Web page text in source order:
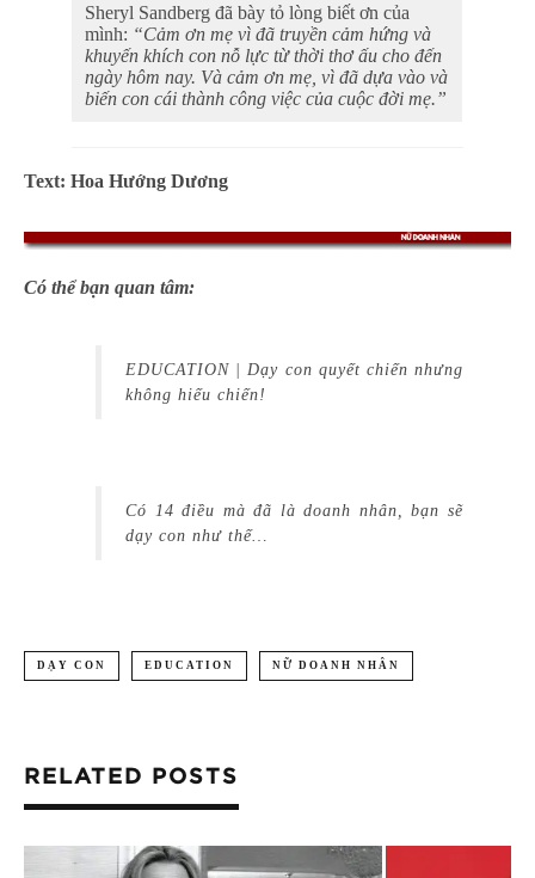
Sheryl Sandberg đã bày tỏ lòng biết ơn của
mình: “Cảm ơn mẹ vì đã truyền cảm hứng và
khuyến khích con nỗ lực từ thời thơ ấu cho đến
ngày hôm nay. Và cảm ơn mẹ, vì đã dựa vào và
biến con cái thành công việc của cuộc đời mẹ.”
Text: Hoa Hướng Dương
Có thể bạn quan tâm:
EDUCATION | Dạy con quyết chiến nhưng
không hiếu chiến!
Có 14 điều mà đã là doanh nhân, bạn sẽ
dạy con như thế…
DẠY CON EDUCATION NỮ DOANH NHÂN
RELATED POSTS